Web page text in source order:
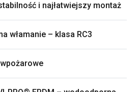
i najłatwiejszy montaż
włamanie – klasa RC3